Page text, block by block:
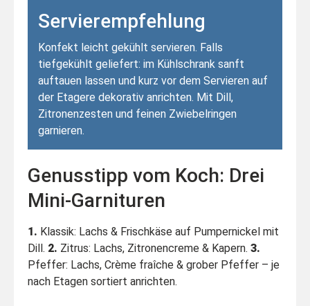
Servierempfehlung
Konfekt leicht gekühlt servieren. Falls
tiefgekühlt geliefert: im Kühlschrank sanft
auftauen lassen und kurz vor dem Servieren auf
der Etagere dekorativ anrichten. Mit Dill,
Zitronenzesten und feinen Zwiebelringen
garnieren.
Genusstipp vom Koch: Drei
Mini-Garnituren
1. Klassik: Lachs & Frischkäse auf Pumpernickel mit
Dill. 2. Zitrus: Lachs, Zitronencreme & Kapern. 3.
Pfeffer: Lachs, Crème fraîche & grober Pfeffer – je
nach Etagen sortiert anrichten.